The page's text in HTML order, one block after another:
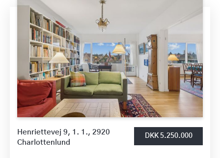
Henriettevej 9, 1. 1., 2920
Charlottenlund
DKK 5.250.000